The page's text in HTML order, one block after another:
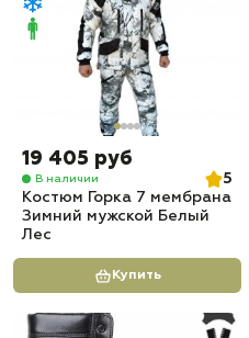
19 405 руб
В наличии
5
Костюм Горка 7 мембрана
Зимний мужской Белый
Лес
Купить